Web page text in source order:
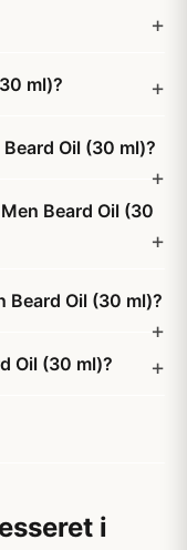
ml)?
Oil (30 ml)?
Beard Oil (30
Beard Oil (30 ml)?
Oil (30 ml)?
i